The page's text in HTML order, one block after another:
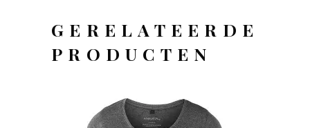
GERELATEERDE
PRODUCTEN